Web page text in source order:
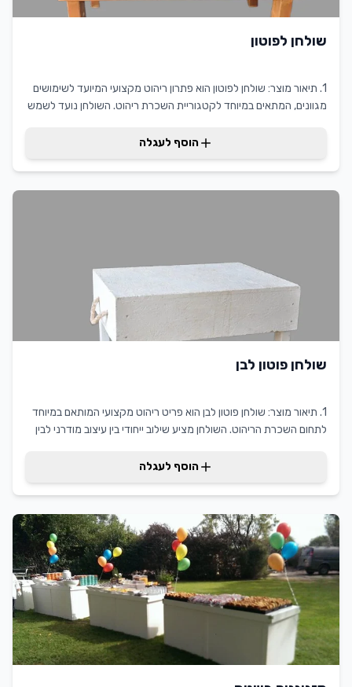
שולחן לפוטון
1. תיאור מוצר: שולחן לפוטון הוא פתרון ריהוט מקצועי המיועד לשימושים
מגוונים, המתאים במיוחד לקטגוריית השכרת ריהוט. השולחן נועד לשמש
המרכזיים של שולחן לפוטון כוללים יכולת התמודדות עם עומסים
וסגנונות. עבור הלקוח, שולחן לפוטון מקצועי מהווה ערך מוסף משמעותי
בהשכרת ריהוט, ומאפשר חוויית שימוש איכותית ונוחה.
הוסף לעגלה
שולחן פוטון לבן
1. תיאור מוצר: שולחן פוטון לבן הוא פריט ריהוט מקצועי המותאם במיוחד
לתחום השכרת הריהוט. השולחן מציע שילוב ייחודי בין עיצוב מודרני לבין
חברתיים. היתרונות המרכזיים של שולחן הפוטון הלבן כוללים עיצוב נקי
התאמה לכל חלל. הוספת שולחן פוטון לבן להשכרת ריהוט מעניקה
ללקוחות ערך מוסף בזכות הרבגוניות והאסתטיקה המוקפדת שלו.
הוסף לעגלה